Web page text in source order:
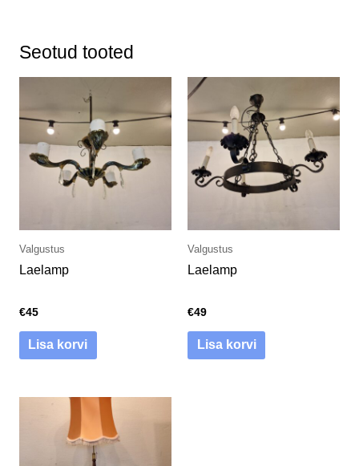
Seotud tooted
Valgustus
Laelamp
€45
Lisa korvi
Valgustus
Laelamp
€49
Lisa korvi